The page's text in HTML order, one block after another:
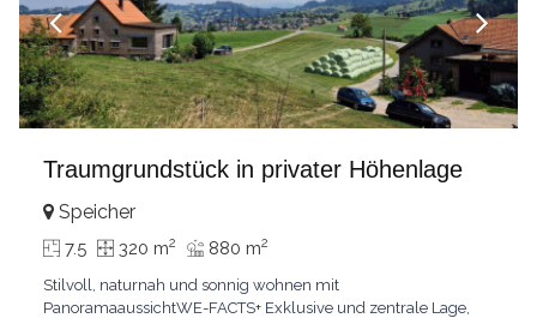
Traumgrundstück in privater Höhenlage
Speicher
7.5 320 m2 880 m2
Stilvoll, naturnah und sonnig wohnen mit
PanoramaaussichtWE-FACTS+ Exklusive und zentrale Lage,